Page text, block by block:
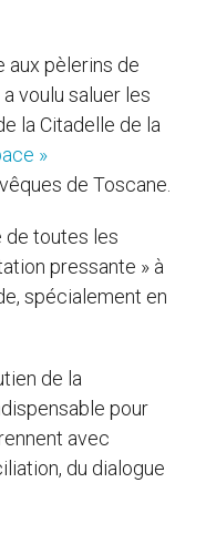
aux pèlerins de
voulu saluer les
la Citadelle de la
»
de Toscane.
de toutes les
pressante » à
spécialement en
de la
pour
avec
du dialogue